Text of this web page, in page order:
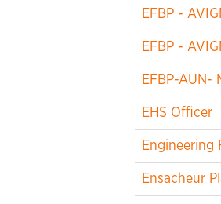
EFBP -
EFBP -
EFBP-AUN-
EHS Officer
Engineering
Ensacheur